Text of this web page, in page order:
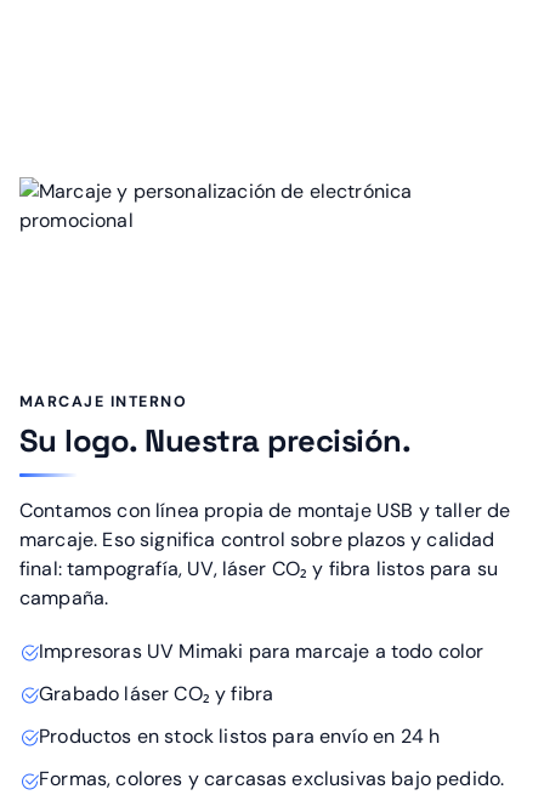
MARCAJE INTERNO
Su logo. Nuestra precisión.
Contamos con línea propia de montaje USB y taller de
marcaje. Eso significa control sobre plazos y calidad
final: tampografía, UV, láser CO₂ y fibra listos para su
campaña.
Impresoras UV Mimaki para marcaje a todo color
Grabado láser CO₂ y fibra
Productos en stock listos para envío en 24 h
Formas, colores y carcasas exclusivas bajo pedido.